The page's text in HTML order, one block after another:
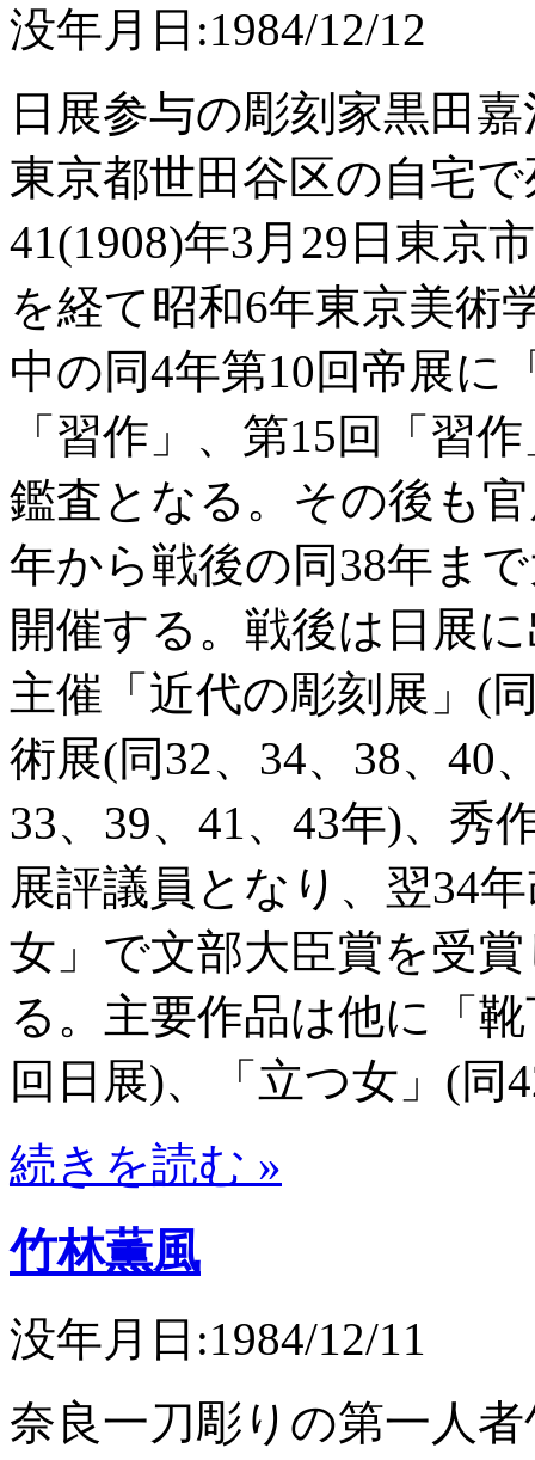
没年月日:1984/12/12
日展参与の彫刻家黒田
東京都世田谷区の自宅
41(1908)年3月29日東京
を経て昭和6年東京美術
中の同4年第10回帝展に
「習作」、第15回「習
鑑査となる。その後も
年から戦後の同38年ま
開催する。戦後は日展
主催「近代の彫刻展」(
術展(同32、34、38、40
33、39、41、43年)、秀
展評議員となり、翌34
女」で文部大臣賞を受
る。主要作品は他に「
回日展)、「立つ女」(同
続きを読む »
竹林薫風
没年月日:1984/12/11
奈良一刀彫りの第一人